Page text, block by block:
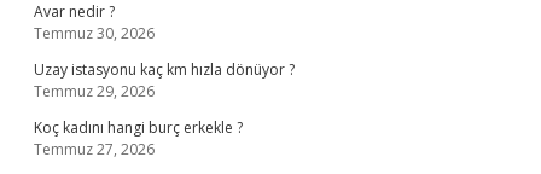
Avar nedir ?
Temmuz 30, 2026
Uzay istasyonu kaç km hızla dönüyor ?
Temmuz 29, 2026
Koç kadını hangi burç erkekle ?
Temmuz 27, 2026